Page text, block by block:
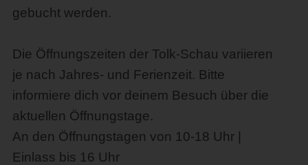
gebucht werden.
Die Öffnungszeiten der Tolk-Schau variieren
je nach Jahres- und Ferienzeit. Bitte
informiere dich vor deinem Besuch über die
aktuellen Öffnungstage.
An den Öffnungstagen von 10-18 Uhr |
Einlass bis 16 Uhr